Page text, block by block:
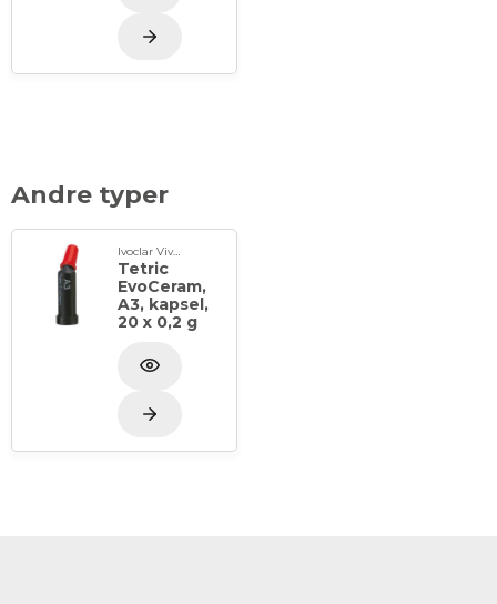
Andre typer
Ivoclar Vivadent
Tetric
EvoCeram,
A3, kapsel,
20 x 0,2 g